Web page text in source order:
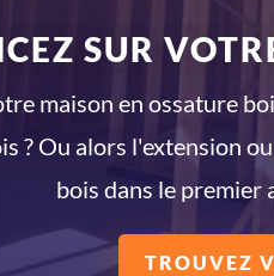
SUR
maison en ossature
? Ou alors l'extension
bois dans le premier
TROUVEZ